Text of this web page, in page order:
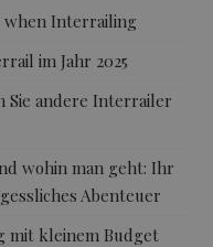
when Interrailing
im Jahr 2025
Sie andere Interrailer
wohin man geht: Ihr
Abenteuer
mit kleinem Budget